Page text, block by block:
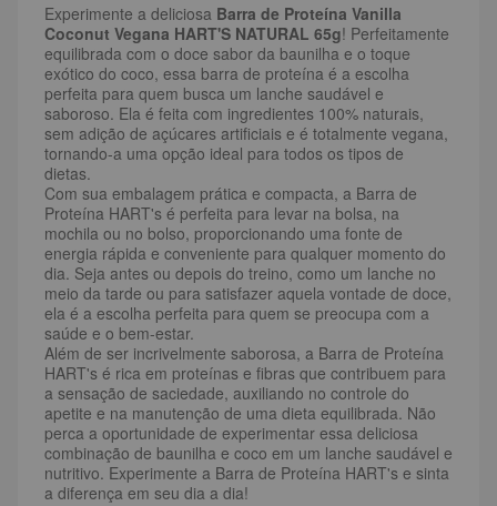
Experimente a deliciosa Barra de Proteína Vanilla
Coconut Vegana HART'S NATURAL 65g! Perfeitamente
equilibrada com o doce sabor da baunilha e o toque
exótico do coco, essa barra de proteína é a escolha
perfeita para quem busca um lanche saudável e
saboroso. Ela é feita com ingredientes 100% naturais,
sem adição de açúcares artificiais e é totalmente vegana,
tornando-a uma opção ideal para todos os tipos de
dietas.
Com sua embalagem prática e compacta, a Barra de
Proteína HART's é perfeita para levar na bolsa, na
mochila ou no bolso, proporcionando uma fonte de
energia rápida e conveniente para qualquer momento do
dia. Seja antes ou depois do treino, como um lanche no
meio da tarde ou para satisfazer aquela vontade de doce,
ela é a escolha perfeita para quem se preocupa com a
saúde e o bem-estar.
Além de ser incrivelmente saborosa, a Barra de Proteína
HART's é rica em proteínas e fibras que contribuem para
a sensação de saciedade, auxiliando no controle do
apetite e na manutenção de uma dieta equilibrada. Não
perca a oportunidade de experimentar essa deliciosa
combinação de baunilha e coco em um lanche saudável e
nutritivo. Experimente a Barra de Proteína HART's e sinta
a diferença em seu dia a dia!